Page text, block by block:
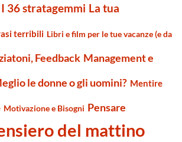
36 stratagemmi La tua
terribili Libri e film per le tue vacanze (e da
Feedback Management e
le donne o gli uomini? Mentire
Motivazione e Bisogni Pensare
del mattino